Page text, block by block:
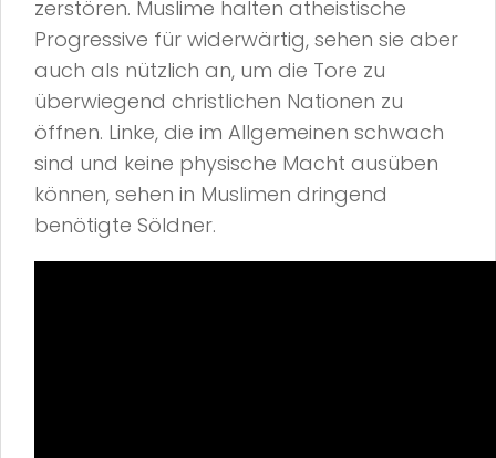
zerstören. Muslime halten atheistische
Progressive für widerwärtig, sehen sie aber
auch als nützlich an, um die Tore zu
überwiegend christlichen Nationen zu
öffnen. Linke, die im Allgemeinen schwach
sind und keine physische Macht ausüben
können, sehen in Muslimen dringend
benötigte Söldner.